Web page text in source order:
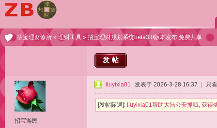
招宝理财诊所 »理财工具 » 招宝理财规划系统beta3.0版本发布,免费共享
发帖
招宝游民
liuyixia01 发表于 2026-3-28 16:37 只
[发帖际遇]: liuyixia01帮助大陆公安抓贼, 获得